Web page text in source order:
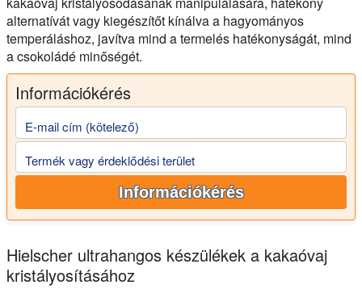
alternatívát vagy kiegészítőt kínálva a hagyományos
temperáláshoz, javítva mind a termelés hatékonyságát, mind
a csokoládé minőségét.
Információkérés
E-mail cím (kötelező)
Termék vagy érdeklődési terület
Információkérés
Hielscher ultrahangos készülékek a kakaóvaj
kristályosításához